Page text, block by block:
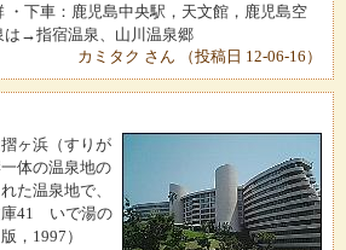
・下車：鹿児島中央駅，天文館，鹿児島空
は→指宿温泉、山川温泉郷
カミタク さん （投稿日 12-06-16）
ヶ浜（すりが
体の温泉地の
た温泉地で、
庫41 いで湯の
，1997）